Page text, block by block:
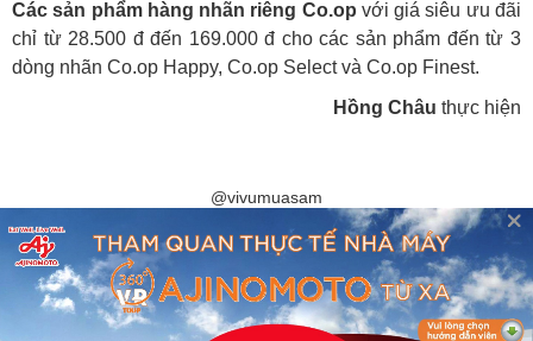
Các sản phẩm hàng nhãn riêng Co.op với giá siêu ưu đãi
chỉ từ 28.500 đ đến 169.000 đ cho các sản phẩm đến từ 3
dòng nhãn Co.op Happy, Co.op Select và Co.op Finest.
Hồng Châu thực hiện
@vivumuasam